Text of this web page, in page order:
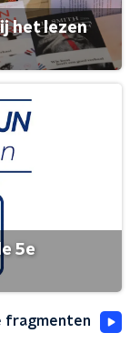
het lezen
5e
fragmenten